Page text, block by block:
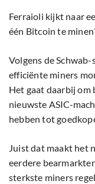
Ferraioli kijkt naar
één Bitcoin te
Volgens de
efficiënte miners
Het gaat daarbij om
nieuwste ASIC-
hebben tot
Juist dat maakt het
eerdere
sterkste miners